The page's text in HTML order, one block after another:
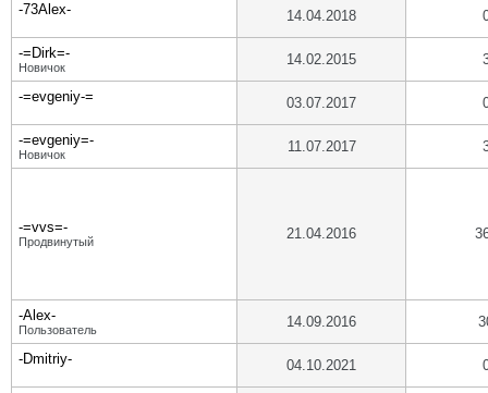
-73Alex- 14.04.2018
-=Dirk=-
Новичок 14.02.2015
-=evgeniy-= 03.07.2017
-=evgeniy=-
Новичок 11.07.2017
-=vvs=-
Продвинутый 21.04.2016
-Alex-
Пользователь 14.09.2016
-Dmitriy- 04.10.2021